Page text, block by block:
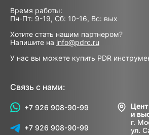
Время работы:
Пн-Пт: 9-19, Сб: 10-16, Вс: вых
Хотите стать нашим партнером?
Напишите на info@pdrc.ru
У нас вы можете купить PDR
Связь с нами:
+7 926 908-90-99
+7 926 908-90-99
и
г.
ул.